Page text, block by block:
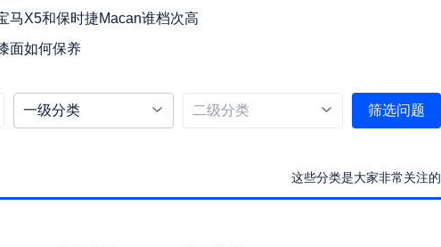
马X5和保时捷Macan谁档次高
面如何保养
一级分类 二级分类 筛选问题
这些分类是大家非常关注的